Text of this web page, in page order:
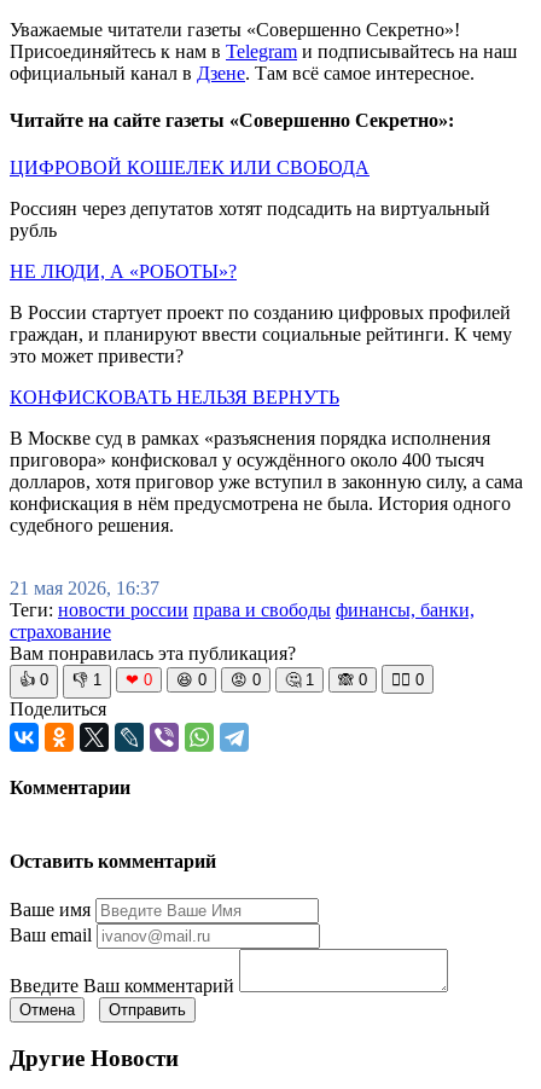
Уважаемые читатели газеты «Совершенно Секретно»!
Присоединяйтесь к нам в Telegram и подписывайтесь на наш
официальный канал в Дзене. Там всё самое интересное.
Читайте на сайте газеты «Совершенно Секретно»:
ЦИФРОВОЙ КОШЕЛЕК ИЛИ СВОБОДА
Россиян через депутатов хотят подсадить на виртуальный
рубль
НЕ ЛЮДИ, А «РОБОТЫ»?
В России стартует проект по созданию цифровых профилей
граждан, и планируют ввести социальные рейтинги. К чему
это может привести?
КОНФИСКОВАТЬ НЕЛЬЗЯ ВЕРНУТЬ
В Москве суд в рамках «разъяснения порядка исполнения
приговора» конфисковал у осуждённого около 400 тысяч
долларов, хотя приговор уже вступил в законную силу, а сама
конфискация в нём предусмотрена не была. История одного
судебного решения.
21 мая 2026, 16:37
Теги: новости россии права и свободы финансы, банки,
страхование
Вам понравилась эта публикация?
👍 0 👎 1 ❤ 0 😆 0 😡 0 🤔 1 🙈 0 🧘‍♀️ 0
Поделиться
Комментарии
Оставить комментарий
Ваше имя
Ваш email
Введите Ваш комментарий
Отмена Отправить
Другие Новости